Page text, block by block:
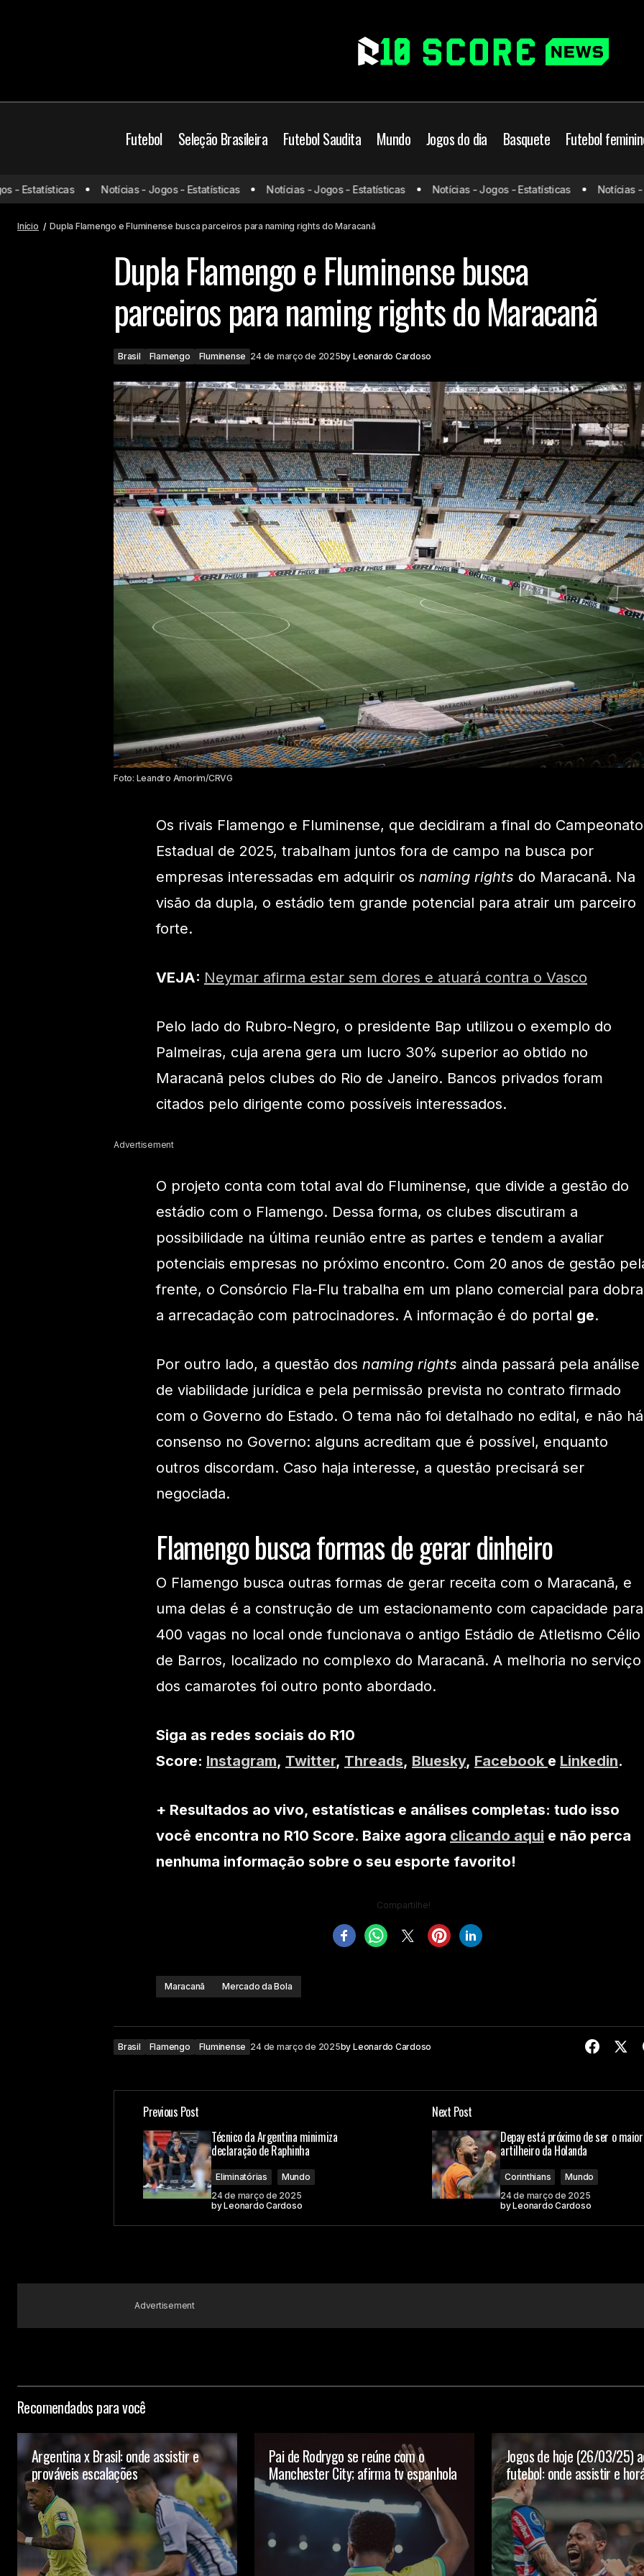
Futebol Seleção Brasileira Futebol Saudita Mundo Jogos do dia Basquete Futebol
Técnico da Argentina minimiza
declaração de Raphinha
Brasil
Flamengo
Fluminense
Dupla Flamengo e Fluminense busca parceiros para
Maracanã
Estatísticas Notícias - Jogos - Estatísticas Notícias - Jogos - Estatísticas Notícias - Jogos - Estatísticas Notícias -
Início Dupla Flamengo e Fluminense busca parceiros para naming rights do Maracanã
Dupla Flamengo e Fluminense busca
parceiros para naming rights do Maracanã
Brasil Flamengo Fluminense 24 de março de 2025by Leonardo Cardoso
Foto: Leandro Amorim/CRVG
Os rivais Flamengo e Fluminense, que decidiram a final do Campeonato
Estadual de 2025, trabalham juntos fora de campo na busca por
empresas interessadas em adquirir os naming rights do Maracanã. Na
visão da dupla, o estádio tem grande potencial para atrair um parceiro
forte.
VEJA: Neymar afirma estar sem dores e atuará contra o Vasco
Pelo lado do Rubro-Negro, o presidente Bap utilizou o exemplo do
Palmeiras, cuja arena gera um lucro 30% superior ao obtido no
Maracanã pelos clubes do Rio de Janeiro. Bancos privados foram
citados pelo dirigente como possíveis interessados.
Advertisement
O projeto conta com total aval do Fluminense, que divide a gestão do
estádio com o Flamengo. Dessa forma, os clubes discutiram a
possibilidade na última reunião entre as partes e tendem a avaliar
potenciais empresas no próximo encontro. Com 20 anos de gestão
frente, o Consórcio Fla-Flu trabalha em um plano comercial para
a arrecadação com patrocinadores. A informação é do portal ge.
Por outro lado, a questão dos naming rights ainda passará pela análise
de viabilidade jurídica e pela permissão prevista no contrato firmado
com o Governo do Estado. O tema não foi detalhado no edital, e não há
consenso no Governo: alguns acreditam que é possível, enquanto
outros discordam. Caso haja interesse, a questão precisará ser
negociada.
Flamengo busca formas de gerar dinheiro
O Flamengo busca outras formas de gerar receita com o Maracanã, e
uma delas é a construção de um estacionamento com capacidade para
400 vagas no local onde funcionava o antigo Estádio de Atletismo Célio
de Barros, localizado no complexo do Maracanã. A melhoria no serviço
dos camarotes foi outro ponto abordado.
Siga as redes sociais do R10
Score: Instagram, Twitter, Threads, Bluesky, Facebook e Linkedin.
+ Resultados ao vivo, estatísticas e análises completas: tudo isso
você encontra no R10 Score. Baixe agora clicando aqui e não perca
nenhuma informação sobre o seu esporte favorito!
Compartilhe!
Maracanã Mercado da Bola
Brasil Flamengo Fluminense 24 de março de 2025by Leonardo Cardoso
Previous Post
Técnico da Argentina minimiza
declaração de Raphinha
Eliminatórias
Mundo
24 de março de 2025
byLeonardo Cardoso
Next Post
Depay está próximo de ser o maior
artilheiro da Holanda
Corinthians
Mundo
24 de março de 2025
byLeonardo Cardoso
Advertisement
Recomendados para você
Argentina x Brasil: onde assistir e
prováveis escalações
Pai de Rodrygo se reúne com o
Manchester City; afirma tv espanhola
Jogos de hoje (26/03/25)
futebol: onde assistir e